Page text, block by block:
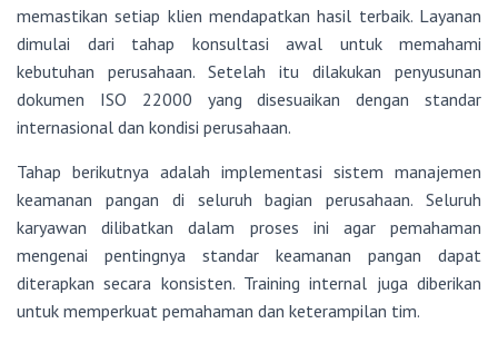
memastikan setiap klien mendapatkan hasil terbaik. Layanan
dimulai dari tahap konsultasi awal untuk memahami
kebutuhan perusahaan. Setelah itu dilakukan penyusunan
dokumen ISO 22000 yang disesuaikan dengan standar
internasional dan kondisi perusahaan.
Tahap berikutnya adalah implementasi sistem manajemen
keamanan pangan di seluruh bagian perusahaan. Seluruh
karyawan dilibatkan dalam proses ini agar pemahaman
mengenai pentingnya standar keamanan pangan dapat
diterapkan secara konsisten. Training internal juga diberikan
untuk memperkuat pemahaman dan keterampilan tim.